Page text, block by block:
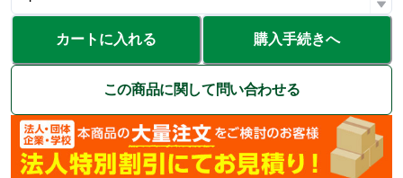
カートに入れる 購入手続きへ
この商品に関して問い合わせる